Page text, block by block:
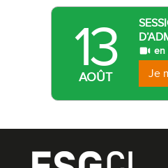
13
AOÛT
en
Je